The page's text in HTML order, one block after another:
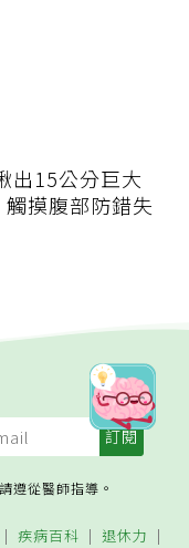
出15公分巨大
摸腹部防錯失
遵從醫師指導。
疾病百科 退休力